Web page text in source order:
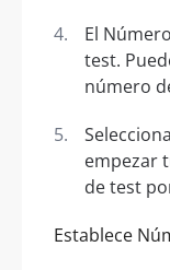
El
test.
número
empezar
de test
Establece